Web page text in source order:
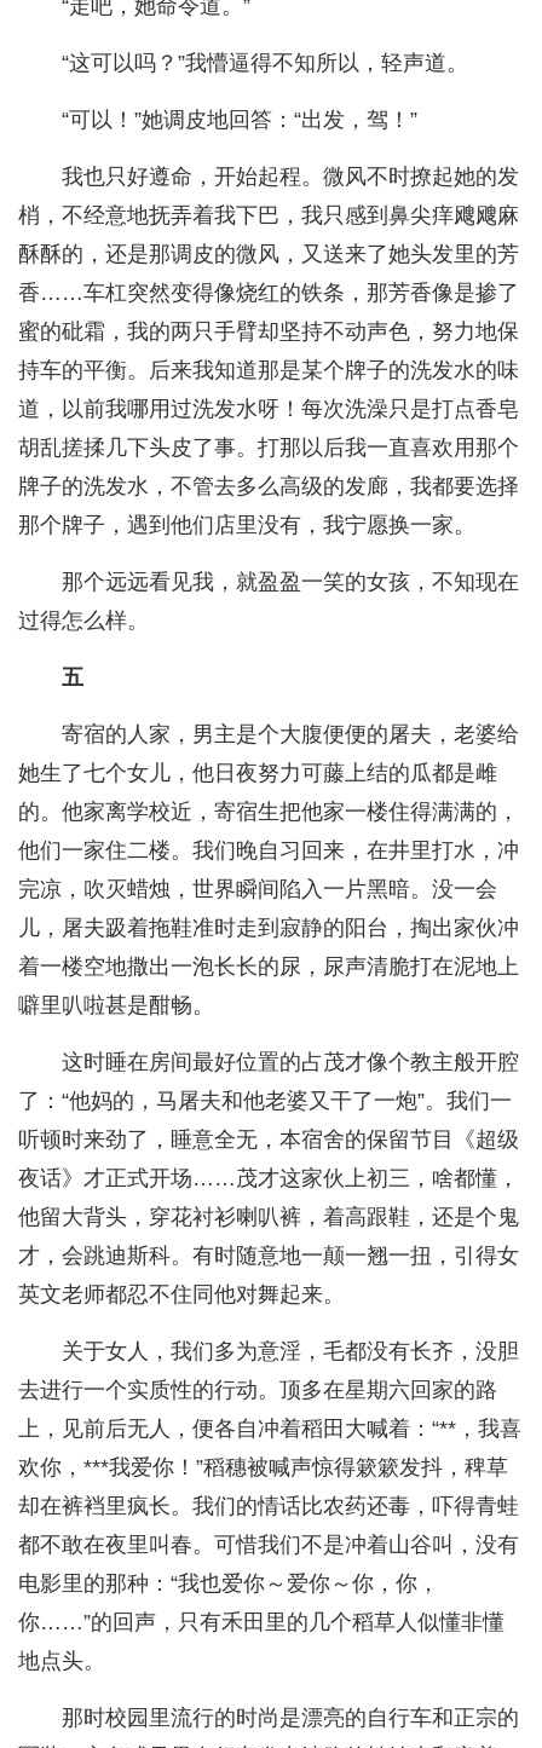
“走吧，她命令道。”
“这可以吗？”我懵逼得不知所以，轻声道。
“可以！”她调皮地回答：“出发，驾！”
我也只好遵命，开始起程。微风不时撩起她的发
梢，不经意地抚弄着我下巴，我只感到鼻尖痒飕飕麻
酥酥的，还是那调皮的微风，又送来了她头发里的芳
香……车杠突然变得像烧红的铁条，那芳香像是掺了
蜜的砒霜，我的两只手臂却坚持不动声色，努力地保
持车的平衡。后来我知道那是某个牌子的洗发水的味
道，以前我哪用过洗发水呀！每次洗澡只是打点香皂
胡乱搓揉几下头皮了事。打那以后我一直喜欢用那个
牌子的洗发水，不管去多么高级的发廊，我都要选择
那个牌子，遇到他们店里没有，我宁愿换一家。
那个远远看见我，就盈盈一笑的女孩，不知现在
过得怎么样。
五
寄宿的人家，男主是个大腹便便的屠夫，老婆给
她生了七个女儿，他日夜努力可藤上结的瓜都是雌
的。他家离学校近，寄宿生把他家一楼住得满满的，
他们一家住二楼。我们晚自习回来，在井里打水，冲
完凉，吹灭蜡烛，世界瞬间陷入一片黑暗。没一会
儿，屠夫趿着拖鞋准时走到寂静的阳台，掏出家伙冲
着一楼空地撒出一泡长长的尿，尿声清脆打在泥地上
噼里叭啦甚是酣畅。
这时睡在房间最好位置的占茂才像个教主般开腔
了：“他妈的，马屠夫和他老婆又干了一炮”。我们一
听顿时来劲了，睡意全无，本宿舍的保留节目《超级
夜话》才正式开场……茂才这家伙上初三，啥都懂，
他留大背头，穿花衬衫喇叭裤，着高跟鞋，还是个鬼
才，会跳迪斯科。有时随意地一颠一翘一扭，引得女
英文老师都忍不住同他对舞起来。
关于女人，我们多为意淫，毛都没有长齐，没胆
去进行一个实质性的行动。顶多在星期六回家的路
上，见前后无人，便各自冲着稻田大喊着：“**，我喜
欢你，***我爱你！”稻穗被喊声惊得簌簌发抖，稗草
却在裤裆里疯长。我们的情话比农药还毒，吓得青蛙
都不敢在夜里叫春。可惜我们不是冲着山谷叫，没有
电影里的那种：“我也爱你～爱你～你，你，
你……”的回声，只有禾田里的几个稻草人似懂非懂
地点头。
那时校园里流行的时尚是漂亮的自行车和正宗的